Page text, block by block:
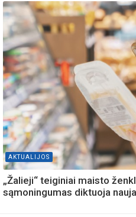
AKTUALIJOS
„Žalieji“ teiginiai maisto
sąmoningumas diktuoja